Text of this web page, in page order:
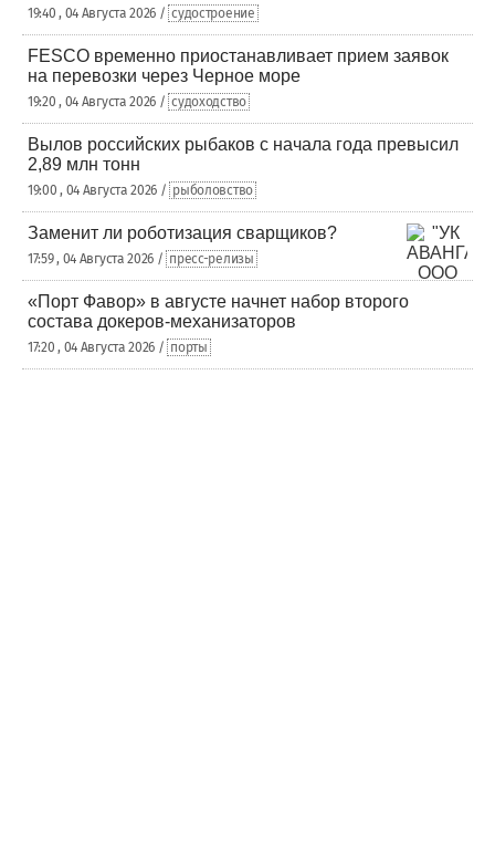
19:40 , 04 Августа 2026 / судостроение
FESCO временно приостанавливает прием заявок
на перевозки через Черное море
19:20 , 04 Августа 2026 / судоходство
Вылов российских рыбаков с начала года превысил
2,89 млн тонн
19:00 , 04 Августа 2026 / рыболовство
Заменит ли роботизация сварщиков?
17:59 , 04 Августа 2026 / пресс-релизы
«Порт Фавор» в августе начнет набор второго
состава докеров-механизаторов
17:20 , 04 Августа 2026 / порты